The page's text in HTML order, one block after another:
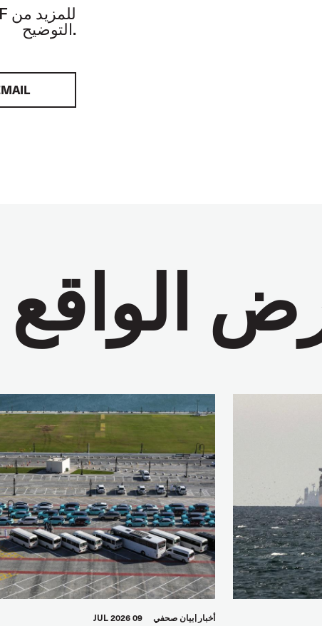
التوضيح.
الواقع
أخبار بيان صحفي 09 JUL 2026